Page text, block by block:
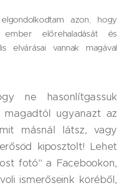
azon, hogy
előrehaladását és
elvárásai vannak magával
ne hasonlítgassuk
ugyanazt az
másnál látsz, vagy
kiposztolt! Lehet
fotó" a Facebookon,
ismerőseink köréből,